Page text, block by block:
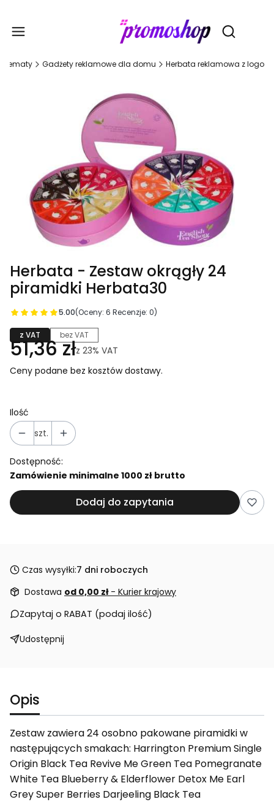
Otwórz
Tematy Gadżety reklamowe dla domu Herbata reklamowa z logo
Herbata - Zestaw okrągły 24
piramidki Herbata30
5.00(Oceny: 6 Recenzje: 0)
z VAT bez VAT
51,36 złz 23% VAT
Ceny podane bez kosztów dostawy.
Ilość
szt.
Dostępność:
Zamówienie minimalne 1000 zł brutto
Dodaj do zapytania
Czas wysyłki:7 dni roboczych
Dostawa od 0,00 zł - Kurier krajowy
Zapytaj o RABAT (podaj ilość)
Udostępnij
Opis
Zestaw zawiera 24 osobno pakowane piramidki w
następujących smakach: Harrington Premium Single
Origin Black Tea Revive Me Green Tea Pomegranate
White Tea Blueberry & Elderflower Detox Me Earl
Grey Super Berries Darjeeling Black Tea